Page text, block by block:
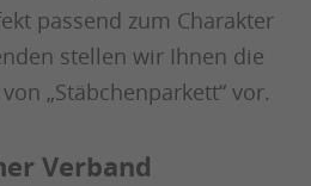
passend zum Charakter
stellen wir Ihnen die
„Stäbchenparkett“ vor.
Verband